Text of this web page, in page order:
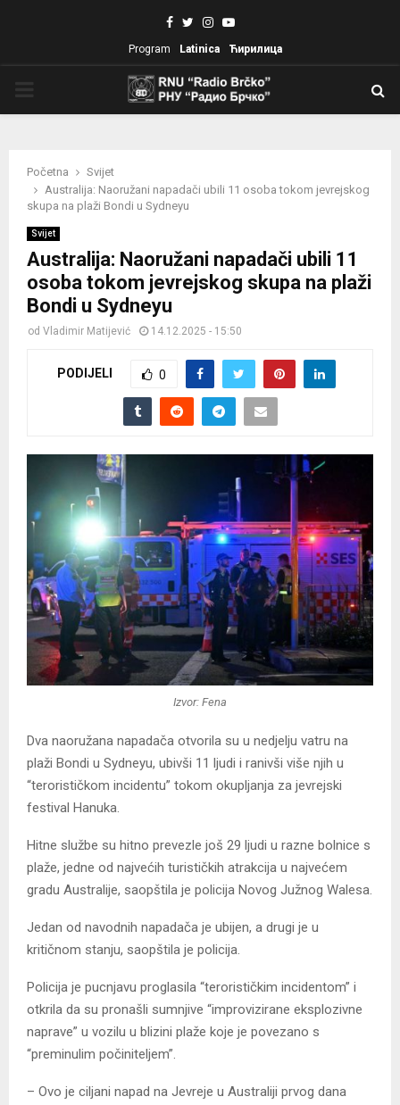
Facebook
TwitterInstagram
Youtube
Program Latinica Ћирилица
Početna
Svijet
Australija: Naoružani napadači ubili 11 osoba tokom jevrejskog
skupa na plaži Bondi u Sydneyu
Svijet
Australija: Naoružani napadači ubili 11
osoba tokom jevrejskog skupa na plaži
Bondi u Sydneyu
od Vladimir Matijević 14.12.2025 - 15:50
PODIJELI 0
Izvor: Fena
Dva naoružana napadača otvorila su u nedjelju vatru na
plaži Bondi u Sydneyu, ubivši 11 ljudi i ranivši više njih u
“terorističkom incidentu” tokom okupljanja za jevrejski
festival Hanuka.
Hitne službe su hitno prevezle još 29 ljudi u razne bolnice s
plaže, jedne od najvećih turističkih atrakcija u najvećem
gradu Australije, saopštila je policija Novog Južnog Walesa.
Jedan od navodnih napadača je ubijen, a drugi je u
kritičnom stanju, saopštila je policija.
Policija je pucnjavu proglasila “terorističkim incidentom” i
otkrila da su pronašli sumnjive “improvizirane eksplozivne
naprave” u vozilu u blizini plaže koje je povezano s
“preminulim počiniteljem”.
– Ovo je ciljani napad na Jevreje u Australiji prvog dana